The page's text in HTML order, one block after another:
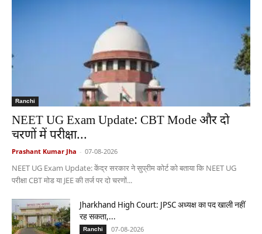
Ranchi
NEET UG Exam Update: CBT Mode और दो
चरणों में परीक्षा...
Prashant Kumar Jha - 07-08-2026
NEET UG Exam Update: केंद्र सरकार ने सुप्रीम कोर्ट को बताया कि NEET UG
परीक्षा CBT मोड या JEE की तर्ज पर दो चरणों...
Jharkhand High Court: JPSC अध्यक्ष का पद खाली नहीं
रह सकता,...
Ranchi 07-08-2026